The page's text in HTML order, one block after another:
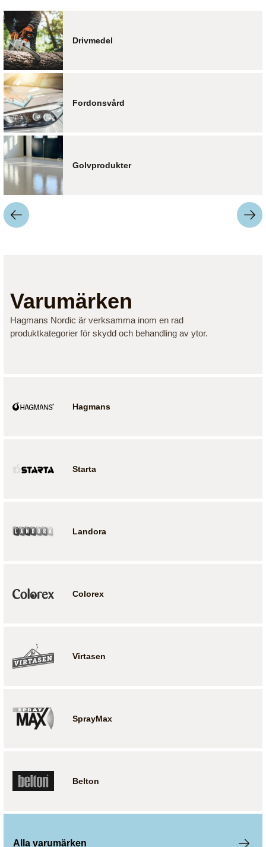
Drivmedel
Fordonsvård
Golvprodukter
Varumärken
Hagmans Nordic är verksamma inom en rad
produktkategorier för skydd och behandling av ytor.
Hagmans
Starta
Landora
Colorex
Virtasen
SprayMax
Belton
Alla varumärken